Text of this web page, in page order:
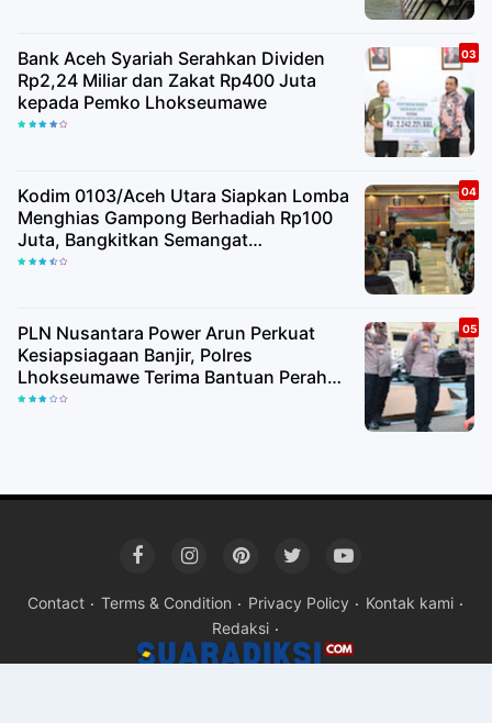
Bank Aceh Syariah Serahkan Dividen
Rp2,24 Miliar dan Zakat Rp400 Juta
kepada Pemko Lhokseumawe
Kodim 0103/Aceh Utara Siapkan Lomba
Menghias Gampong Berhadiah Rp100
Juta, Bangkitkan Semangat
Kemerdekaan hingga Pelosok Desa
PLN Nusantara Power Arun Perkuat
Kesiapsiagaan Banjir, Polres
Lhokseumawe Terima Bantuan Perahu
Karet
Contact Terms & Condition Privacy Policy
Kontak kami
Redaksi